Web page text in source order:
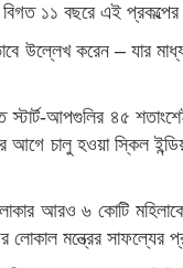
১১ বছরে এই প্রকল্পের
উল্লেখ করেন – যার
স্টার্ট-আপগুলির ৪৫
চালু হওয়া স্কিল
আরও ৬ কোটি
মন্ত্রের সাফল্যের